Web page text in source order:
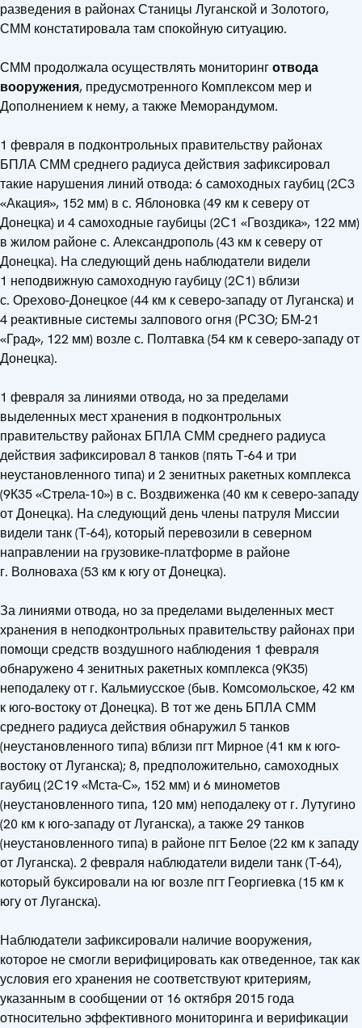
разведения в районах Станицы Луганской и Золотого,
СММ констатировала там спокойную ситуацию.
СММ продолжала осуществлять мониторинготвода
вооружения, предусмотренного Комплексом мер и
Дополнением к нему, а также Меморандумом.
1 февраля в подконтрольных правительству районах
БПЛА СММ среднего радиуса действия зафиксировал
такие нарушения линий отвода: 6 самоходных гаубиц (2С3
«Акация», 152 мм) в с. Яблоновка (49 км к северу от
Донецка) и 4 самоходные гаубицы (2С1 «Гвоздика», 122 мм)
в жилом районе с. Александрополь (43 км к северу от
Донецка). На следующий день наблюдатели видели
1 неподвижную самоходную гаубицу (2С1) вблизи
с. Орехово-Донецкое (44 км к северо-западу от Луганска) и
4 реактивные системы залпового огня (РСЗО; БМ-21
«Град», 122 мм) возле с. Полтавка (54 км к северо-западу от
Донецка).
1 февраля за линиями отвода, но за пределами
выделенных мест хранения в подконтрольных
правительству районах БПЛА СММ среднего радиуса
действия зафиксировал 8 танков (пять Т-64 и три
неустановленного типа) и 2 зенитных ракетных комплекса
(9К35 «Стрела-10») в с. Воздвиженка (40 км к северо-западу
от Донецка). На следующий день члены патруля Миссии
видели танк (Т-64), который перевозили в северном
направлении на грузовике-платформе в районе
г. Волноваха (53 км к югу от Донецка).
За линиями отвода, но за пределами выделенных мест
хранения в неподконтрольных правительству районах при
помощи средств воздушного наблюдения 1 февраля
обнаружено 4 зенитных ракетных комплекса (9К35)
неподалеку от г. Кальмиусское (быв. Комсомольское, 42 км
к юго-востоку от Донецка). В тот же день БПЛА СММ
среднего радиуса действия обнаружил 5 танков
(неустановленного типа) вблизи пгт Мирное (41 км к юго-
востоку от Луганска); 8, предположительно, самоходных
гаубиц (2С19 «Мста-С», 152 мм) и 6 минометов
(неустановленного типа, 120 мм) неподалеку от г. Лутугино
(20 км к юго-западу от Луганска), а также 29 танков
(неустановленного типа) в районе пгт Белое (22 км к западу
от Луганска). 2 февраля наблюдатели видели танк (Т-64),
который буксировали на юг возле пгт Георгиевка (15 км к
югу от Луганска).
Наблюдатели зафиксировали наличие вооружения,
которое не смогли верифицировать как отведенное, так как
условия его хранения не соответствуют критериям,
указанным в сообщении от 16 октября 2015 года
относительно эффективного мониторинга и верификации